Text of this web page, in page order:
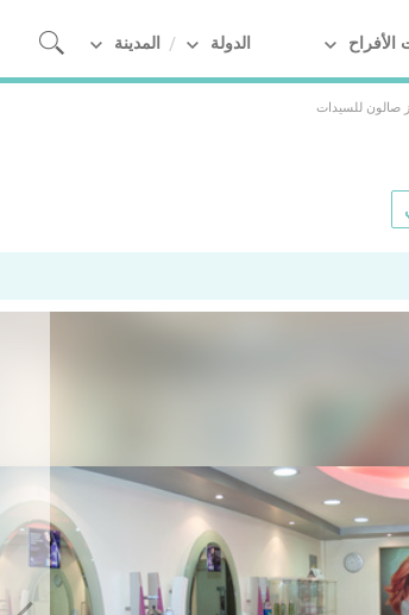
الدولة المدينة
صالون للسيدات